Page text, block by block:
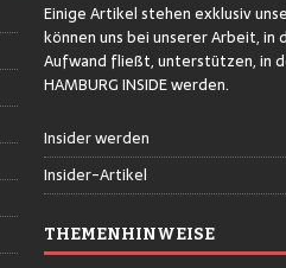
Einige Artikel stehen exklusiv
können uns bei unserer Arbeit,
Aufwand fließt, unterstützen, in
HAMBURG INSIDE werden.
Insider werden
Insider-Artikel
THEMENHINWEISE